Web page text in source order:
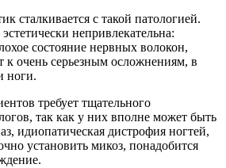
сталкивается с такой патологией.
непривлекательна:
состояние нервных волокон,
к очень серьезным осложнениям, в
ноги.
требует тщательного
так как у них вполне может быть
идиопатическая дистрофия ногтей,
установить микоз, понадобится